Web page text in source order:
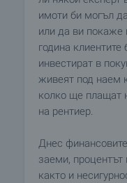
имоти би могъл
или да ви покаже
година
инвестират в
живеят под наем
колко ще плащат
на рентиер.
Днес
заеми,
както и